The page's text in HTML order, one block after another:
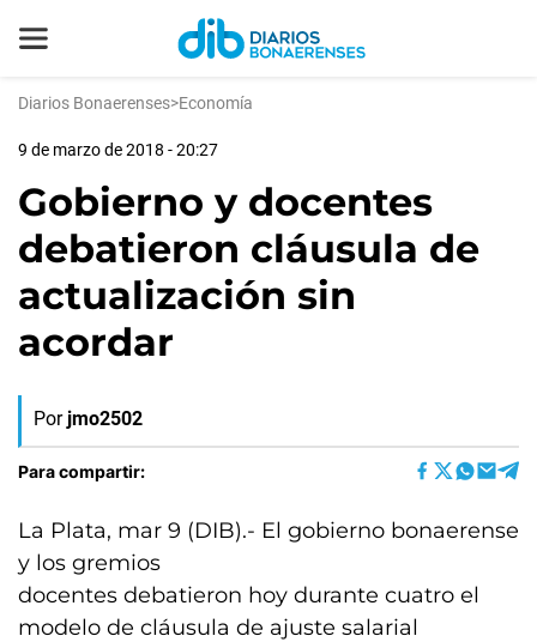
Diarios Bonaerenses>Economía
9 de marzo de 2018 - 20:27
Gobierno y docentes
debatieron cláusula de
actualización sin
acordar
Por jmo2502
Para compartir:
La Plata, mar 9 (DIB).- El gobierno bonaerense
y los gremios
docentes debatieron hoy durante cuatro el
modelo de cláusula de ajuste salarial